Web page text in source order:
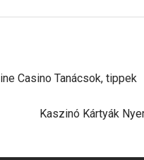
Casino Tanácsok, tippek
Kaszinó Kártyák